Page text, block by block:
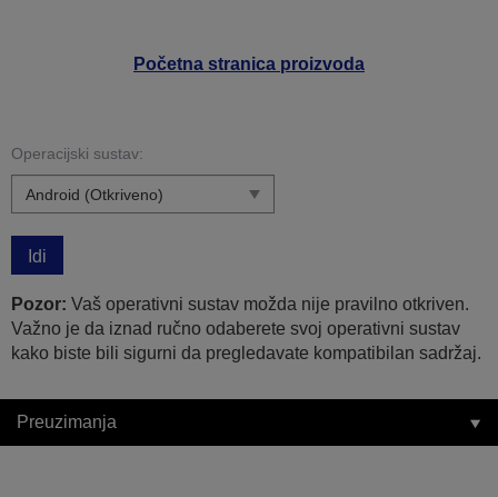
Početna stranica proizvoda
Operacijski sustav:
Idi
Pozor: Vaš operativni sustav možda nije pravilno otkriven.
Važno je da iznad ručno odaberete svoj operativni sustav
kako biste bili sigurni da pregledavate kompatibilan sadržaj.
Preuzimanja